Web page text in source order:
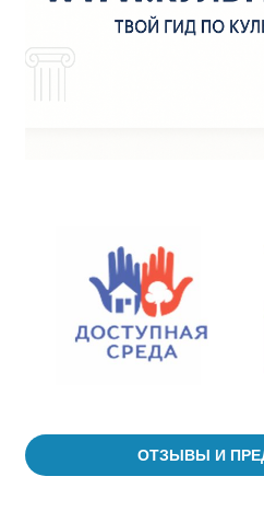
ОТЗЫВЫ И